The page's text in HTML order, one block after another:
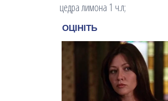
цедра лимона 1 ч.л;